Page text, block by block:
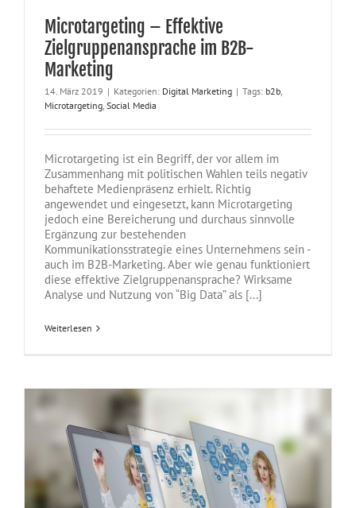
Microtargeting – Effektive
Zielgruppenansprache im B2B-
Marketing
14. März 2019 | Kategorien: Digital Marketing | Tags: b2b,
Microtargeting, Social Media
Microtargeting ist ein Begriff, der vor allem im
Zusammenhang mit politischen Wahlen teils negativ
behaftete Medienpräsenz erhielt. Richtig
angewendet und eingesetzt, kann Microtargeting
jedoch eine Bereicherung und durchaus sinnvolle
Ergänzung zur bestehenden
Kommunikationsstrategie eines Unternehmens sein -
auch im B2B-Marketing. Aber wie genau funktioniert
diese effektive Zielgruppenansprache? Wirksame
Analyse und Nutzung von “Big Data” als [...]
Weiterlesen